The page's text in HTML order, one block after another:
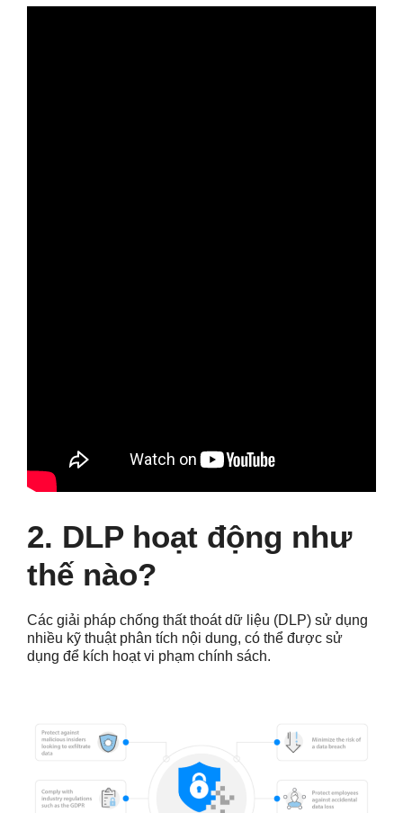
2. DLP hoạt động như
thế nào?
Các giải pháp chống thất thoát dữ liệu (DLP) sử dụng
nhiều kỹ thuật phân tích nội dung, có thể được sử
dụng để kích hoạt vi phạm chính sách.